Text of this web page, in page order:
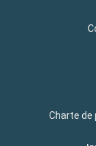
Charte de